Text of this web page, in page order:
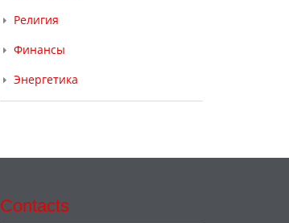
Религия
Финансы
Энергетика
Contacts